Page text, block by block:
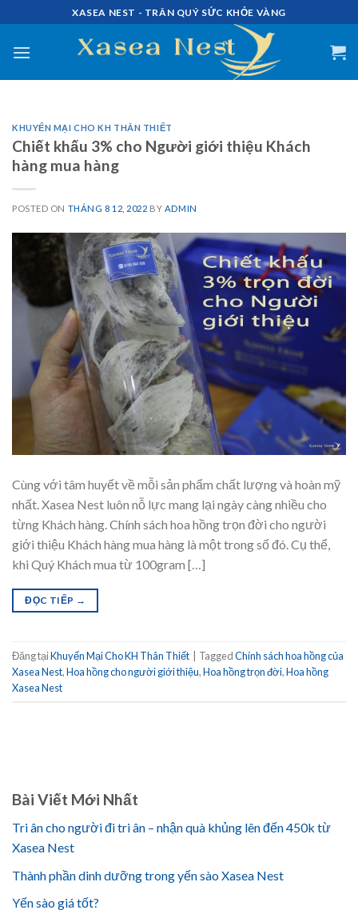
to
content
XASEA NEST - TRÂN QUÝ SỨC KHỎE VÀNG
KHUYẾN MẠI CHO KH THÂN THIẾT
Chiết khấu 3% cho Người giới thiệu Khách
hàng mua hàng
POSTED ON THÁNG 8 12, 2022 BY ADMIN
Cùng với tâm huyết về mỗi sản phẩm chất lượng và hoàn mỹ
nhất. Xasea Nest luôn nỗ lực mang lại ngày càng nhiều cho
từng Khách hàng. Chính sách hoa hồng trọn đời cho người
giới thiệu Khách hàng mua hàng là một trong số đó. Cụ thể,
khi Quý Khách mua từ 100gram […]
ĐỌC TIẾP →
Đăng tạiKhuyến Mại Cho KH Thân Thiết TaggedChính sách hoa hồng của
Xasea Nest,Hoa hồng cho người giới thiệu,Hoa hồng trọn đời,Hoa hồng
Xasea Nest
Bài Viết Mới Nhất
Tri ân cho người đi tri ân – nhận quà khủng lên đến 450k từ
Xasea Nest
Thành phần dinh dưỡng trong yến sào Xasea Nest
Yến sào giá tốt?